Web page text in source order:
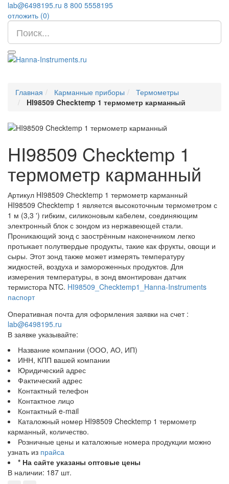
lab@6498195.ru 8 800 5558195
отложить (0)
Главная Карманные приборы
Термометры
HI98509 Checktemp 1 термометр карманный
HI98509 Checktemp 1
термометр карманный
Артикул HI98509 Checktemp 1 термометр карманный
HI98509 Checktemp 1 является высокоточным термометром с
1 м (3,3 ') гибким, силиконовым кабелем, соединяющим
электронный блок с зондом из нержавеющей стали.
Проникающий зонд с заострённым наконечником легко
протыкает полутвердые продукты, такие как фрукты, овощи и
сыры. Этот зонд также может измерять температуру
жидкостей, воздуха и замороженных продуктов. Для
измерения температуры, в зонд вмонтирован датчик
термистора NTC. HI98509_Checktemp1_Hanna-Instruments
паспорт
Оперативная почта для оформления заявки на счет :
lab@6498195.ru
В заявке указывайте:
Название компании (ООО, АО, ИП)
ИНН, КПП вашей компании
Юридический адрес
Фактический адрес
Контактный телефон
Контактное лицо
Контактный e-mail
Каталожный номер HI98509 Checktemp 1 термометр
карманный, количество.
Розничные цены и каталожные номера продукции можно
узнать из прайса
* На сайте указаны оптовые цены
В наличии: 187 шт.